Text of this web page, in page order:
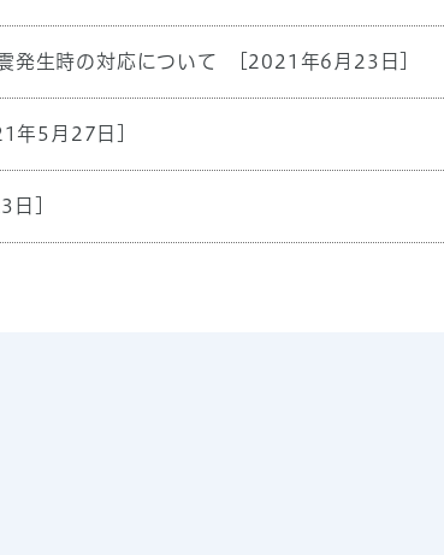
発生時の対応について [2021年6月23日]
年5月27日]
日]